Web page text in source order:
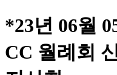
*23년 06월
CC 월례회